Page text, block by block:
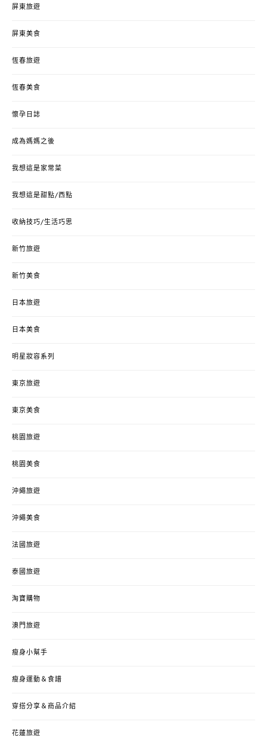
屏東旅遊
屏東美食
恆春旅遊
恆春美食
懷孕日誌
成為媽媽之後
我想這是家常菜
我想這是甜點/西點
收納技巧/生活巧思
新竹旅遊
新竹美食
日本旅遊
日本美食
明星妝容系列
東京旅遊
東京美食
桃園旅遊
桃園美食
沖繩旅遊
沖繩美食
法國旅遊
泰國旅遊
淘寶購物
澳門旅遊
瘦身小幫手
瘦身運動＆食譜
穿搭分享＆商品介紹
花蓮旅遊